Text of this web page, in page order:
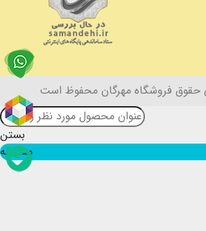
حقوق فروشگاه مهرگان محفوظ است
بستن
مقایسه